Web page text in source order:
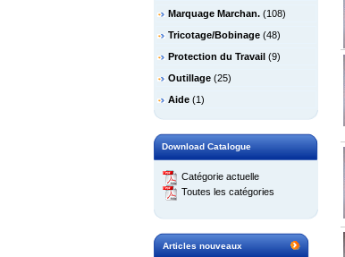
Marquage Marchan.(108)
Tricotage/Bobinage(48)
Protection du Travail(9)
Outillage(25)
Aide(1)
Download Catalogue
Catégorie actuelle
Toutes les catégories
Articles nouveaux